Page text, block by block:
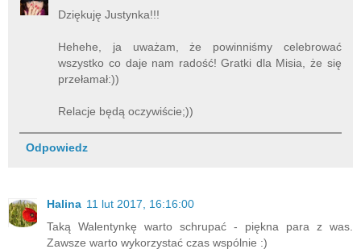
Dziękuję Justynka!!!
Hehehe, ja uważam, że powinniśmy celebrować
wszystko co daje nam radość! Gratki dla Misia, że się
przełamał:))
Relacje będą oczywiście;))
Odpowiedz
Halina 11 lut 2017, 16:16:00
Taką Walentynkę warto schrupać - piękna para z was.
Zawsze warto wykorzystać czas wspólnie :)